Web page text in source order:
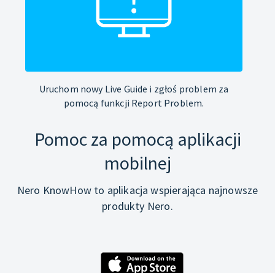
Uruchom nowy Live Guide i zgłoś problem za
pomocą funkcji Report Problem.
Pomoc za pomocą aplikacji
mobilnej
Nero KnowHow to aplikacja wspierająca najnowsze
produkty Nero.